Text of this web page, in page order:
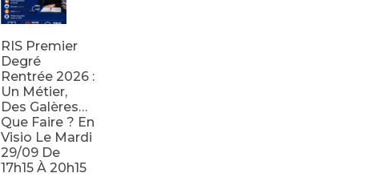
RIS Premier
Degré
Rentrée 2026 :
Un Métier,
Des Galères…
Que Faire ? En
Visio Le Mardi
29/09 De
17h15 À 20h15